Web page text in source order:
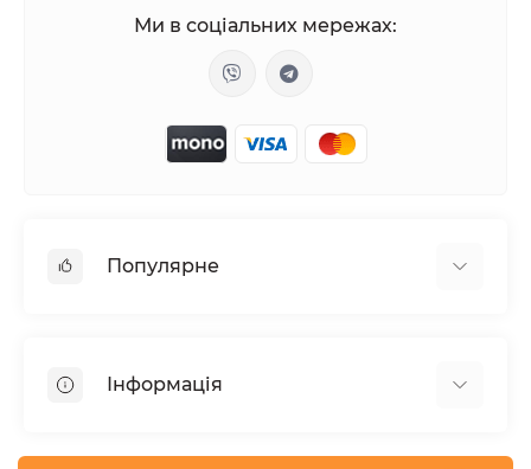
Ми в соціальних мережах:
Популярне
Вакуумні вібратори
Лубрикант на водній основі
Інформація